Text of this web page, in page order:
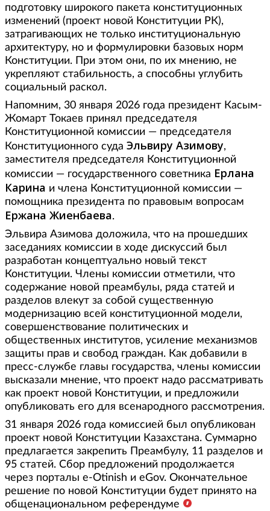
подготовку широкого пакета конституционных
изменений (проект новой Конституции РК),
затрагивающих не только институциональную
архитектуру, но и формулировки базовых норм
Конституции. При этом они, по их мнению, не
укрепляют стабильность, а способны углубить
социальный раскол.
Напомним, 30 января 2026 года президент Касым-
Жомарт Токаев принял председателя
Конституционной комиссии — председателя
Конституционного суда Эльвиру Азимову,
заместителя председателя Конституционной
комиссии — государственного советника Ерлана
Карина и члена Конституционной комиссии —
помощника президента по правовым вопросам
Ержана Жиенбаева.
Эльвира Азимова доложила, что на прошедших
заседаниях комиссии в ходе дискуссий был
разработан концептуально новый текст
Конституции. Члены комиссии отметили, что
содержание новой преамбулы, ряда статей и
разделов влекут за собой существенную
модернизацию всей конституционной модели,
совершенствование политических и
общественных институтов, усиление механизмов
защиты прав и свобод граждан. Как добавили в
пресс-службе главы государства, члены комиссии
высказали мнение, что проект надо рассматривать
как проект новой Конституции, и предложили
опубликовать его для всенародного рассмотрения.
31 января 2026 года комиссией был опубликован
проект новой Конституции Казахстана. Суммарно
предлагается закрепить Преамбулу, 11 разделов и
95 статей. Сбор предложений продолжается
через порталы e-Otinish и eGov. Окончательное
решение по новой Конституции будет принято на
общенациональном референдуме